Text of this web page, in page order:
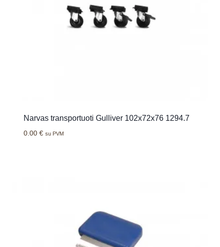
Narvas transportuoti Gulliver 102x72x76 1294.7
0.00 € su PVM